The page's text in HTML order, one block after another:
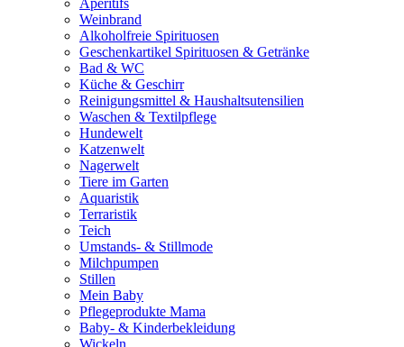
Apéritifs
Weinbrand
Alkoholfreie Spirituosen
Geschenkartikel Spirituosen & Getränke
Bad & WC
Küche & Geschirr
Reinigungsmittel & Haushaltsutensilien
Waschen & Textilpflege
Hundewelt
Katzenwelt
Nagerwelt
Tiere im Garten
Aquaristik
Terraristik
Teich
Umstands- & Stillmode
Milchpumpen
Stillen
Mein Baby
Pflegeprodukte Mama
Baby- & Kinderbekleidung
Wickeln